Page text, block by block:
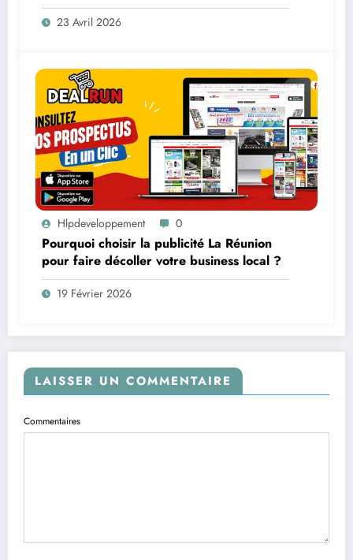
23 Avril 2026
Hlpdeveloppement 0
Pourquoi choisir la publicité La Réunion
pour faire décoller votre business local ?
19 Février 2026
LAISSER UN COMMENTAIRE
Commentaires